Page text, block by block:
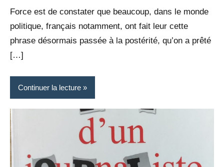
Force est de constater que beaucoup, dans le monde
politique, français notamment, ont fait leur cette
phrase désormais passée à la postérité, qu’on a prêté
[…]
Continuer la lecture